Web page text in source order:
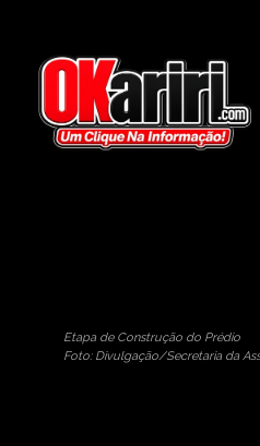
de
29/10/2012
Etapa de Construção do Prédio
Foto: Divulgação/Secretaria da